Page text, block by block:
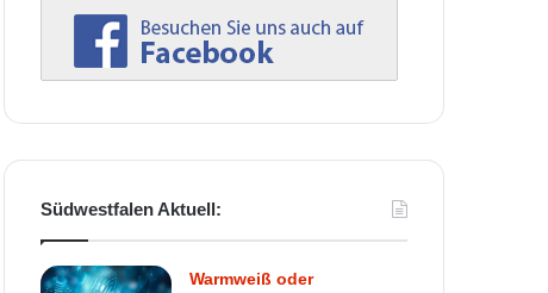
Südwestfalen Aktuell:
Warmweiß oder